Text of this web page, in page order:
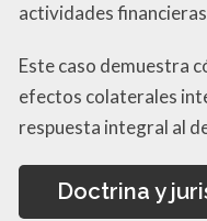
actividades
Este caso demuestra
efectos colaterales
respuesta integral al
Doctrina y